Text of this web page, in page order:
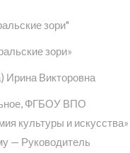
зори"
зори»
Ирина Викторовна
ФГБОУ ВПО
культуры и искусства»
— Руководитель